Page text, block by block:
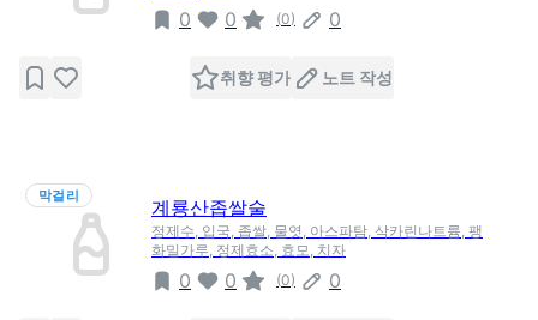
0 0 (0) 0
취향 평가 노트 작성
막걸리
계룡산좁쌀술
정제수, 입국, 좁쌀, 물엿, 아스파탐, 삭카린나트륨, 팽
화밀가루, 정제효소, 효모, 치자
0 0 (0) 0